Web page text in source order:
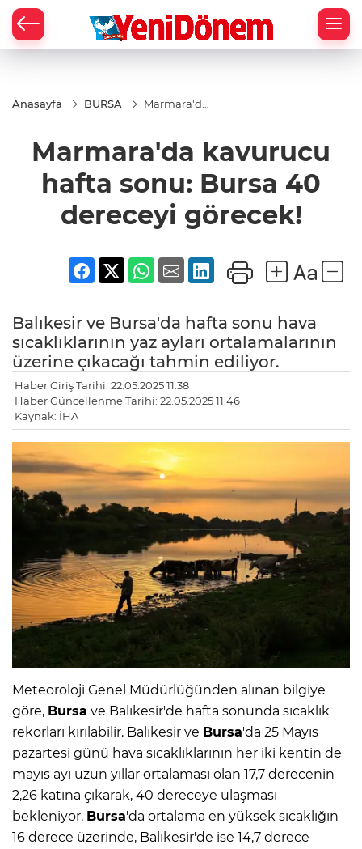
Anasayfa BURSA
Marmara'da
Bursa 40
dereceyi
Marmara'da kavurucu
hafta sonu: Bursa 40
dereceyi görecek!
Balıkesir ve Bursa'da hafta sonu hava
sıcaklıklarının yaz ayları ortalamalarının
üzerine çıkacağı tahmin ediliyor.
Haber Giriş Tarihi: 22.05.2025 11:38
Haber Güncellenme Tarihi: 22.05.2025 11:46
Kaynak: İHA
Meteoroloji Genel Müdürlüğünden alınan bilgiye
göre, Bursa ve Balıkesir'de hafta sonunda sıcaklık
rekorları kırılabilir. Balıkesir ve Bursa'da 25 Mayıs
pazartesi günü hava sıcaklıklarının her iki kentin de
mayıs ayı uzun yıllar ortalaması olan 17,7 derecenin
2,26 katına çıkarak, 40 dereceye ulaşması
bekleniyor. Bursa'da ortalama en yüksek sıcaklığın
16 derece üzerinde, Balıkesir'de ise 14,7 derece